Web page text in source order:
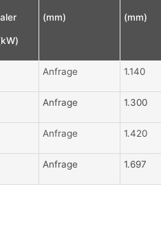
(mm) (mm)
Anfrage 1.140
Anfrage 1.300
Anfrage 1.420
Anfrage 1.697